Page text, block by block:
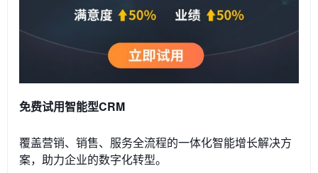
免费试用智能型CRM
覆盖营销、销售、服务全流程的一体化智能增长解决方
案，助力企业的数字化转型。